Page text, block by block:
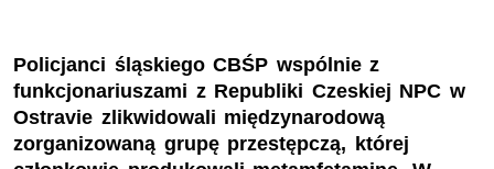
Policjanci śląskiego CBŚP wspólnie z
funkcjonariuszami z Republiki Czeskiej NPC w
Ostravie zlikwidowali międzynarodową
zorganizowaną grupę przestępczą, której